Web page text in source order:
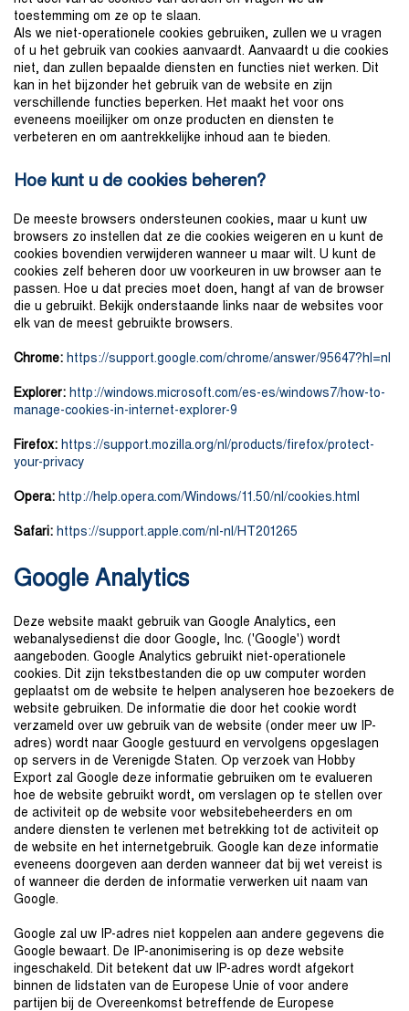
toestemming om ze op te slaan.
Als we niet-operationele cookies gebruiken, zullen we u vragen
of u het gebruik van cookies aanvaardt. Aanvaardt u die cookies
niet, dan zullen bepaalde diensten en functies niet werken. Dit
kan in het bijzonder het gebruik van de website en zijn
verschillende functies beperken. Het maakt het voor ons
eveneens moeilijker om onze producten en diensten te
verbeteren en om aantrekkelijke inhoud aan te bieden.
Hoe kunt u de cookies beheren?
De meeste browsers ondersteunen cookies, maar u kunt uw
browsers zo instellen dat ze die cookies weigeren en u kunt de
cookies bovendien verwijderen wanneer u maar wilt. U kunt de
cookies zelf beheren door uw voorkeuren in uw browser aan te
passen. Hoe u dat precies moet doen, hangt af van de browser
die u gebruikt. Bekijk onderstaande links naar de websites voor
elk van de meest gebruikte browsers.
Chrome: https://support.google.com/chrome/answer/95647?hl=nl
Explorer: http://windows.microsoft.com/es-es/windows7/how-to-
manage-cookies-in-internet-explorer-9
Firefox: https://support.mozilla.org/nl/products/firefox/protect-
your-privacy
Opera: http://help.opera.com/Windows/11.50/nl/cookies.html
Safari: https://support.apple.com/nl-nl/HT201265
Google Analytics
Deze website maakt gebruik van Google Analytics, een
webanalysedienst die door Google, Inc. ('Google') wordt
aangeboden. Google Analytics gebruikt niet-operationele
cookies. Dit zijn tekstbestanden die op uw computer worden
geplaatst om de website te helpen analyseren hoe bezoekers de
website gebruiken. De informatie die door het cookie wordt
verzameld over uw gebruik van de website (onder meer uw IP-
adres) wordt naar Google gestuurd en vervolgens opgeslagen
op servers in de Verenigde Staten. Op verzoek van Hobby
Export zal Google deze informatie gebruiken om te evalueren
hoe de website gebruikt wordt, om verslagen op te stellen over
de activiteit op de website voor websitebeheerders en om
andere diensten te verlenen met betrekking tot de activiteit op
de website en het internetgebruik. Google kan deze informatie
eveneens doorgeven aan derden wanneer dat bij wet vereist is
of wanneer die derden de informatie verwerken uit naam van
Google.
Google zal uw IP-adres niet koppelen aan andere gegevens die
Google bewaart. De IP-anonimisering is op deze website
ingeschakeld. Dit betekent dat uw IP-adres wordt afgekort
binnen de lidstaten van de Europese Unie of voor andere
partijen bij de Overeenkomst betreffende de Europese